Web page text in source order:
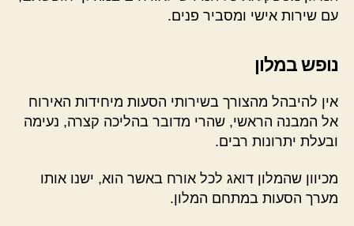
עם שירות אישי ומסביר פנים.
נופש במלון
אין להיבהל מהצורך בשירותי הסעות מיחידות האירוח
אל המבנה הראשי, שהרי מדובר בהליכה קצרה, נעימה
ובעלת יתרונות רבים.
מכיוון שהמלון דואג לכל אורח באשר הוא, ישנו אותו
מערך הסעות במתחם המלון.